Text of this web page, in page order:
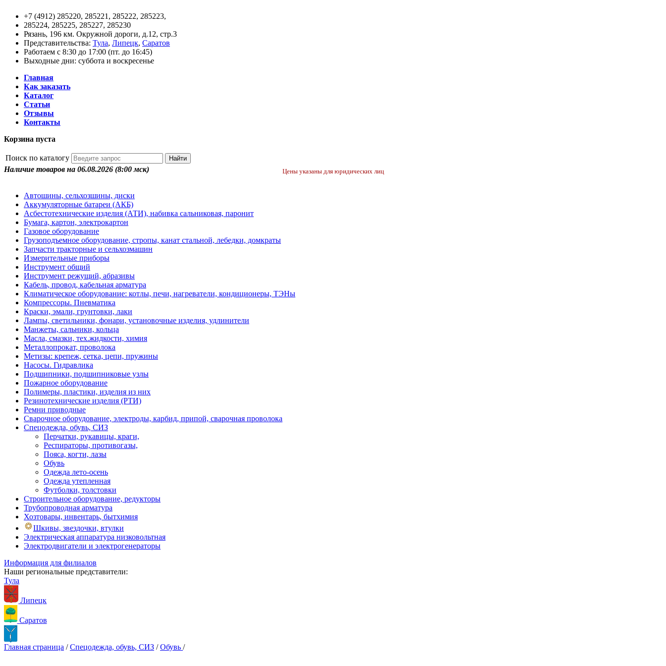
+7 (4912) 285220, 285221, 285222, 285223,
285224, 285225, 285227, 285230
Рязань, 196 км. Окружной дороги, д.12, стр.3
Представительства: Тула, Липецк, Саратов
Работаем с 8:30 до 17:00 (пт. до 16:45)
Выходные дни: суббота и воскресенье
Главная
Как заказать
Каталог
Статьи
Отзывы
Контакты
Корзина пуста
Поиск по каталогу
Наличие товаров на 06.08.2026 (8:00 мск) Цены указаны для юридических лиц
Автошины, сельхозшины, диски
Аккумуляторные батареи (АКБ)
Асбестотехнические изделия (АТИ), набивка сальниковая, паронит
Бумага, картон, электрокартон
Газовое оборудование
Грузоподъемное оборудование, стропы, канат стальной, лебедки, домкраты
Запчасти тракторные и сельхозмашин
Измерительные приборы
Инструмент общий
Инструмент режущий, абразивы
Кабель, провод, кабельная арматура
Климатическое оборудование: котлы, печи, нагреватели, кондиционеры, ТЭНы
Компрессоры. Пневматика
Краски, эмали, грунтовки, лаки
Лампы, светильники, фонари, установочные изделия, удлинители
Манжеты, сальники, кольца
Масла, смазки, тех.жидкости, химия
Металлопрокат, проволока
Метизы: крепеж, сетка, цепи, пружины
Насосы. Гидравлика
Подшипники, подшипниковые узлы
Пожарное оборудование
Полимеры, пластики, изделия из них
Резинотехнические изделия (РТИ)
Ремни приводные
Сварочное оборудование, электроды, карбид, припой, сварочная проволока
Спецодежда, обувь, СИЗ
Перчатки, рукавицы, краги,
Респираторы, противогазы,
Пояса, когти, лазы
Обувь
Одежда лето-осень
Одежда утепленная
Футболки, толстовки
Строительное оборудование, редукторы
Трубопроводная арматура
Хозтовары, инвентарь, бытхимия
Шкивы, звездочки, втулки
Электрическая аппаратура низковольтная
Электродвигатели и электрогенераторы
Информация для филиалов
Наши региональные представители:
Тула
Липецк
Саратов
Главная страница / Спецодежда, обувь, СИЗ / Обувь /